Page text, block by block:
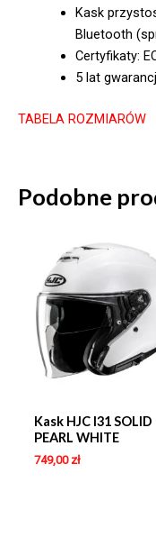
Kask
Bluetooth
Certyfikaty:
5 lat
TABELA ROZMIARÓW
Podobne
Kask HJC I31 SOLID
PEARL WHITE
749,00 zł